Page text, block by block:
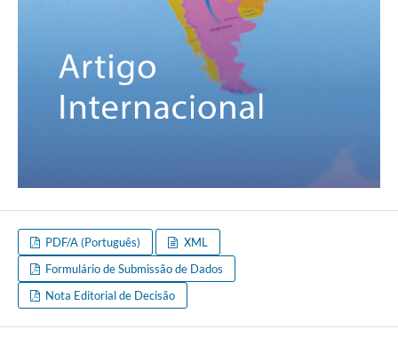
PDF/A (Português)
XML
Formulário de Submissão de Dados
Nota Editorial de Decisão